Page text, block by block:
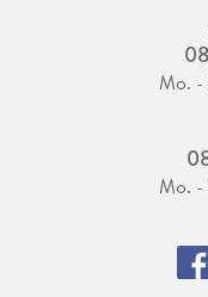
Mo. -
Mo. -